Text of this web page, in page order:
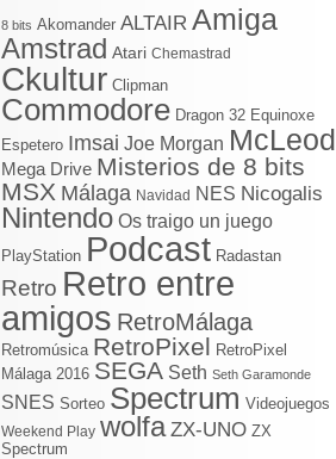
8 bits Akomander ALTAIR Amiga
Amstrad Atari Chemastrad
Ckultur Clipman
Commodore Dragon 32 Equinoxe
Espetero Imsai Joe Morgan McLeod
Mega Drive Misterios de 8 bits
MSX Málaga Navidad NES Nicogalis
Nintendo Os traigo un juego
PlayStation Podcast Radastan
Retro Retro entre
amigos RetroMálaga
Retromúsica RetroPixel RetroPixel
Málaga 2016 SEGA Seth Seth Garamonde
SNES Sorteo Spectrum Videojuegos
Weekend Play wolfa ZX-UNO ZX
Spectrum